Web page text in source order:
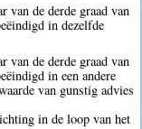
van de derde graad van
in dezelfde
van de derde graad van
in een andere
van gunstig advies
in de loop van het